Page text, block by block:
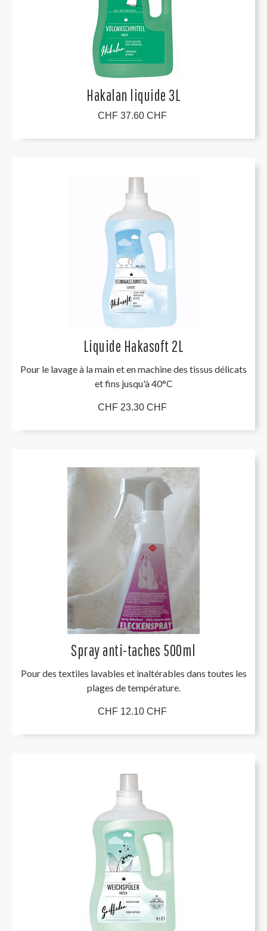
Hakalan liquide 3L
CHF 37.60 CHF
Liquide Hakasoft 2L
Pour le lavage à la main et en machine des tissus délicats
et fins jusqu'à 40°C
CHF 23.30 CHF
Spray anti-taches 500ml
Pour des textiles lavables et inaltérables dans toutes les
plages de température.
CHF 12.10 CHF